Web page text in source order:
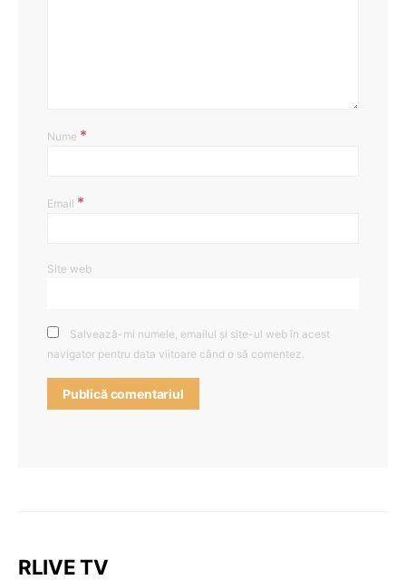
Nume *
Email *
Site web
Salvează-mi numele, emailul și site-ul web în acest
navigator pentru data viitoare când o să comentez.
RLIVE TV